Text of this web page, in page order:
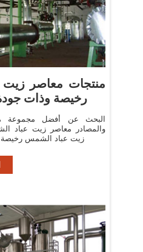
منتجات معاصر
رخيصة وذات
البحث عن أفضل مجموعة
والمصادر معاصر زيت عباد
زيت عباد الشمس رخيصة